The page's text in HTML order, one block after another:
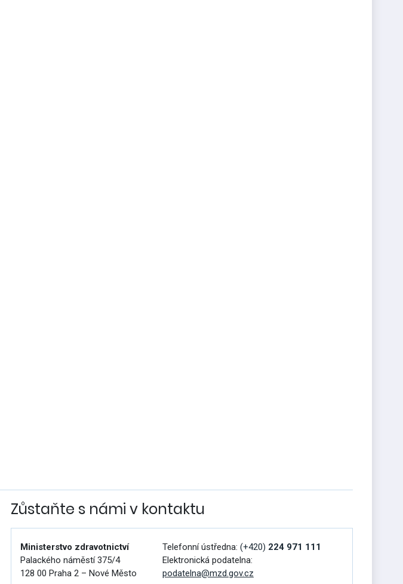
Zůstaňte s námi v kontaktu
Ministerstvo zdravotnictví
Palackého náměstí 375/4
128 00 Praha 2 – Nové Město
Telefonní ústředna: (+420) 224 971 111
Elektronická podatelna:
podatelna@mzd.gov.cz